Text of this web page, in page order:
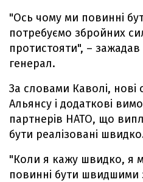
"Ось чому ми повинні
потребуємо збройних
протистояти", –
генерал.
За словами Каволі, нові
Альянсу і додаткові
партнерів НАТО, що
бути реалізовані
"Коли я кажу швидко, я
повинні бути швидшими